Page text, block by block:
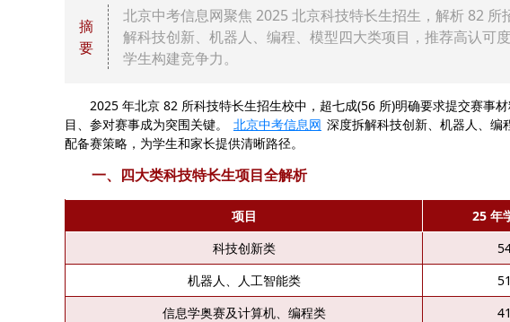
摘
要
北京中考信息网聚焦 2025 北京科技特长生招生，解析 82
解科技创新、机器人、编程、模型四大类项目，推荐高认可
学生构建竞争力。
2025 年北京 82 所科技特长生招生校中，超七成(56 所)明确要求提交赛事
目、参对赛事成为突围关键。
北京中考信息网 深度拆解科技创新、机器人、编
配备赛策略，为学生和家长提供清晰路径。
一、四大类科技特长生项目全解析
项目 25 年
科技创新类
机器人、人工智能类
信息学奥赛及计算机、编程类